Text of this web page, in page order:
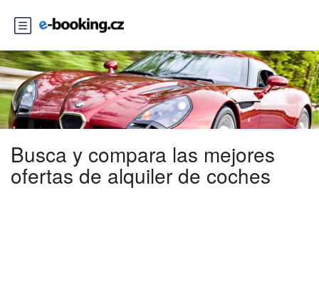
Busca y compara las mejores
ofertas de alquiler de coches